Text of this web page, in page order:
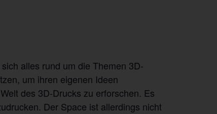
alles rund um die Themen 3D-
um ihren eigenen Ideen
des 3D-Drucks zu erforschen. Es
Der Space ist allerdings nicht